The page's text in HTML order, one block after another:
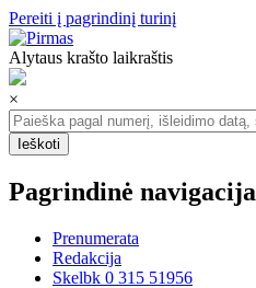
Pereiti į pagrindinį turinį
Alytaus krašto laikraštis
×
Pagrindinė navigacija
Prenumerata
Redakcija
Skelbk 0 315 51956